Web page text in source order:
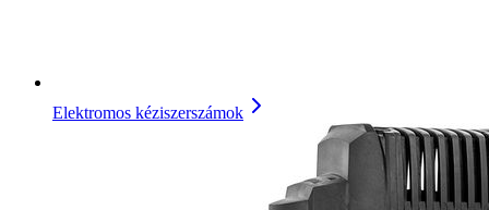
Elektromos kéziszerszámok